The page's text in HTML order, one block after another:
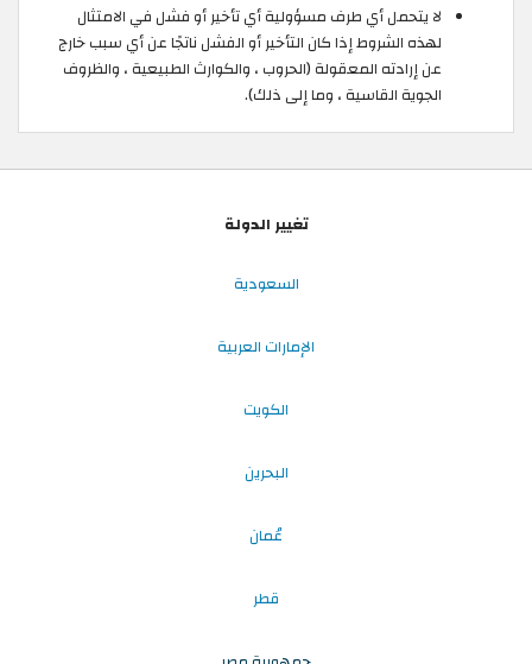
لا يتحمل أي طرف مسؤولية أي تأخير أو فشل في الامتثال
لهذه الشروط إذا كان التأخير أو الفشل ناتجًا عن أي سبب خارج
عن إرادته المعقولة (الحروب ، والكوارث الطبيعية ، والظروف
الجوية القاسية ، وما إلى ذلك).
تغيير الدولة
السعودية
الإمارات العربية
الكويت
البحرين
عُمان
قطر